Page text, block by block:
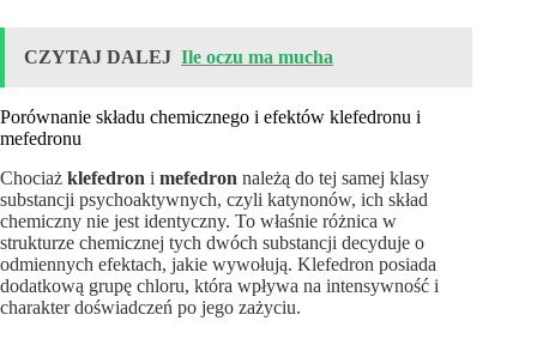
CZYTAJ DALEJ Ile oczu ma mucha
Porównanie składu chemicznego i efektów klefedronu i
mefedronu
Chociaż klefedron i mefedron należą do tej samej klasy
substancji psychoaktywnych, czyli katynonów, ich skład
chemiczny nie jest identyczny. To właśnie różnica w
strukturze chemicznej tych dwóch substancji decyduje o
odmiennych efektach, jakie wywołują. Klefedron posiada
dodatkową grupę chloru, która wpływa na intensywność i
charakter doświadczeń po jego zażyciu.